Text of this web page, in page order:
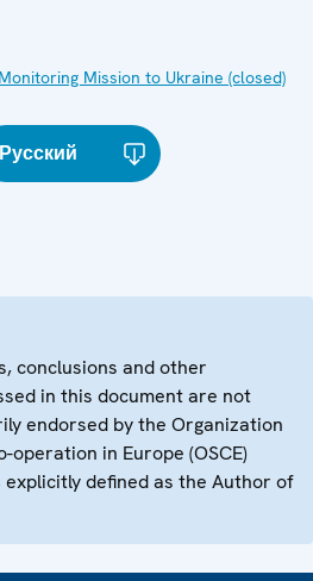
Mission to Ukraine (closed)
Русский
conclusions and other
in this document are not
endorsed by the Organization
operation in Europe (OSCE)
explicitly defined as the Author of